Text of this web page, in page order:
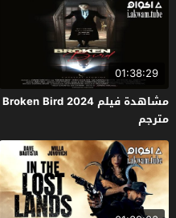
01:38:29
مشاهدة فيلم Broken Bird 2024
مترجم